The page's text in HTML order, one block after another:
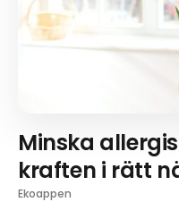
Minska
kraften i rätt
Ekoappen